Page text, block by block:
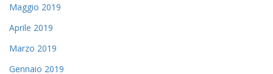
Maggio 2019
Aprile 2019
Marzo 2019
Gennaio 2019